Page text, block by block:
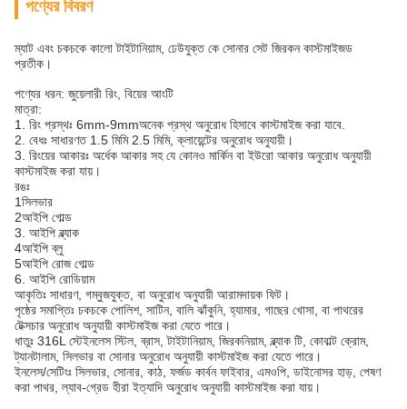
পণ্যের বিবরণ
ম্যাট এবং চকচকে কালো টাইটানিয়াম, ঢেউযুক্ত কে সোনার সেট জিরকন কাস্টমাইজড
প্রতীক।
পণ্যের ধরন: জুয়েলারী রিং, বিয়ের আংটি
মাত্রা:
1. রিং প্রস্থঃ 6mm-9mmঅনেক প্রস্থ অনুরোধ হিসাবে কাস্টমাইজ করা যাবে.
2. বেধঃ সাধারণত 1.5 মিমি 2.5 মিমি, ক্লায়েন্টের অনুরোধ অনুযায়ী।
3. রিংয়ের আকারঃ অর্ধেক আকার সহ যে কোনও মার্কিন বা ইউরো আকার অনুরোধ অনুযায়ী
কাস্টমাইজ করা যায়।
রঙঃ
1সিলভার
2আইপি গোল্ড
3. আইপি ব্ল্যাক
4আইপি ব্লু
5আইপি রোজ গোল্ড
6. আইপি রোডিয়াম
আকৃতিঃ সাধারণ, গম্বুজযুক্ত, বা অনুরোধ অনুযায়ী আরামদায়ক ফিট।
পৃষ্ঠের সমাপ্তিঃ চকচকে পোলিশ, সাটিন, বালি ঝাঁকুনি, হ্যামার, গাছের খোসা, বা পাথরের
টেক্সচার অনুরোধ অনুযায়ী কাস্টমাইজ করা যেতে পারে।
ধাতুঃ 316L স্টেইনলেস স্টিল, ব্রাস, টাইটানিয়াম, জিরকনিয়াম, ব্ল্যাক টি, কোবাল্ট ক্রোম,
ট্যানটালাম, সিলভার বা সোনার অনুরোধ অনুযায়ী কাস্টমাইজ করা যেতে পারে।
ইনলেস/সেটিংঃ সিলভার, সোনার, কাঠ, ফর্জড কার্বন ফাইবার, এমওপি, ডাইনোসর হাড়, পেষণ
করা পাথর, ল্যাব-গ্রেড হীরা ইত্যাদি অনুরোধ অনুযায়ী কাস্টমাইজ করা যায়।